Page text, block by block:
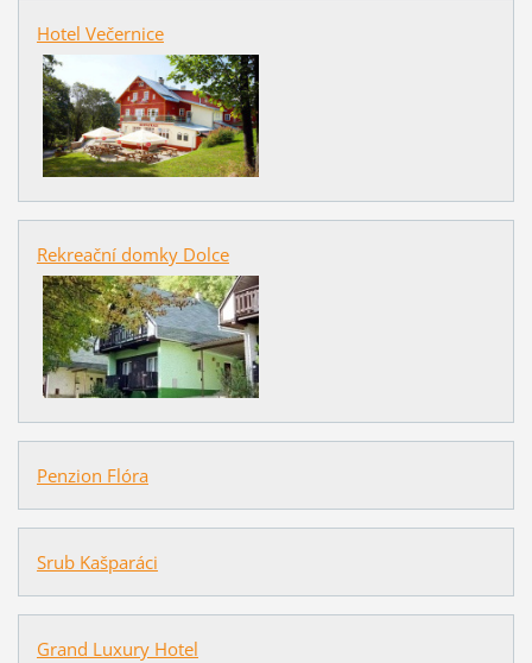
Hotel Večernice
Rekreační domky Dolce
Penzion Flóra
Srub Kašparáci
Grand Luxury Hotel